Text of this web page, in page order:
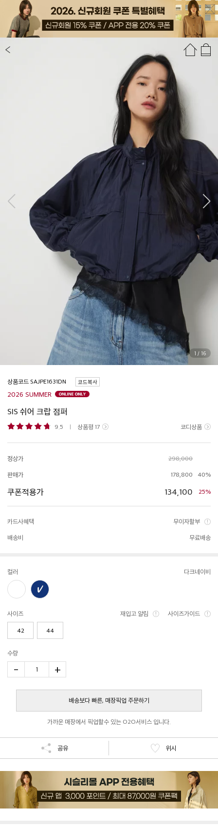
상품정보 추천상품
1 / 16
상품코드 코드복사
2026 SUMMER
SIS 쉬어 크랍 점퍼
9.5 상품평 17 코디상품
정상가 298,000
판매가 178,800 40%
쿠폰적용가 134,100 25%
카드사혜택 무이자할부
배송비 무료배송
컬러 다크네이비
사이즈 재입고 알림 사이즈가이드
42 44
수량
- 1 +
배송보다 빠른, 매장픽업 주문하기
가까운 매장에서 픽업할수 있는 O2O서비스 입니다.
공유 위시